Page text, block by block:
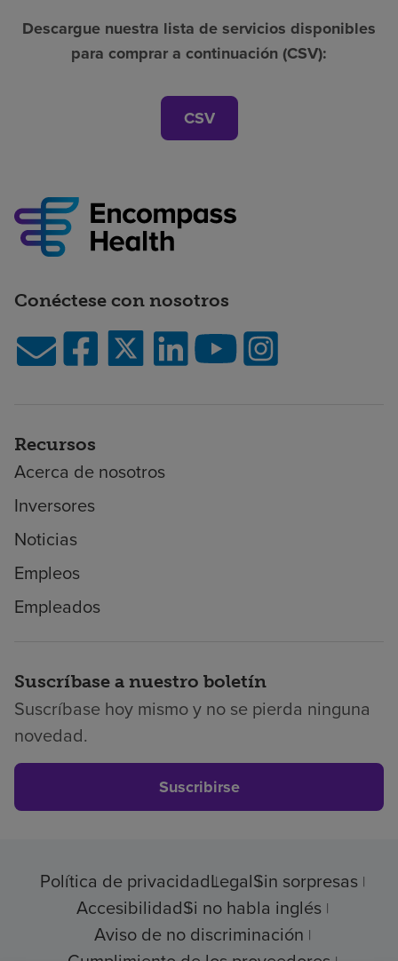
Descargue nuestra lista de servicios disponibles
para comprar a continuación (CSV):
CSV
Conéctese con nosotros
Recursos
Acerca de nosotros
Inversores
Noticias
Empleos
Empleados
Suscríbase a nuestro boletín
Suscríbase hoy mismo y no se pierda ninguna
novedad.
Suscribirse
Política de privacidadLegalSin sorpresas
AccesibilidadSi no habla inglés
Aviso de no discriminación